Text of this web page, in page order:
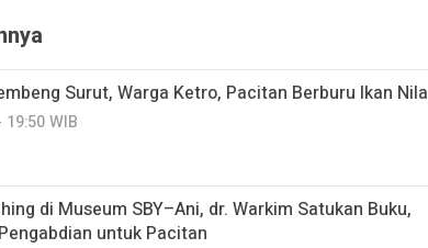
Surut, Warga Ketro, Pacitan Berburu Ikan Nila
WIB
di Museum SBY–Ani, dr. Warkim Satukan Buku,
untuk Pacitan